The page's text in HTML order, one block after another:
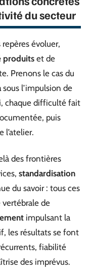
du secteur
évoluer,
produitset de
Prenons le cas du
sous l’impulsion de
chaque difficulté fait
puis
l’atelier.
des frontières
standardisation
du savoir : tous ces
de
impulsant la
les résultats se font
fiabilité
des imprévus.